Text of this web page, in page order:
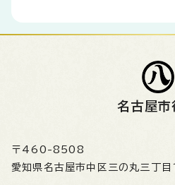
名古屋市
〒460-8508
愛知県名古屋市中区三の丸三丁